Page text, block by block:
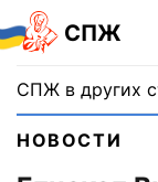
СПЖ
СПЖ в других
НОВОСТИ